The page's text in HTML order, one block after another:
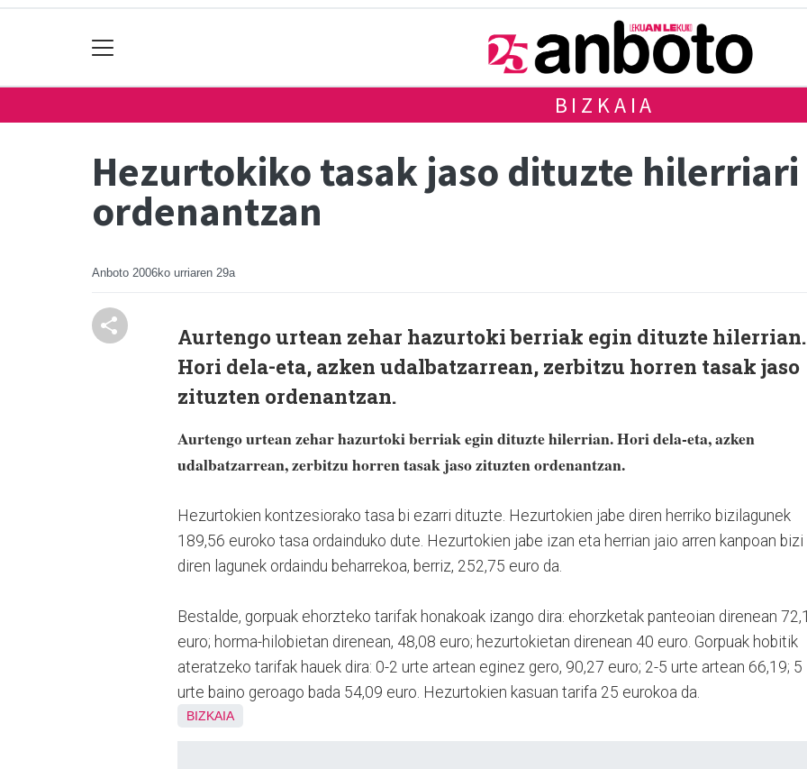
BIZKAIA
Hezurtokiko tasak jaso dituzte
ordenantzan
Anboto 2006ko urriaren 29a
Aurtengo urtean zehar hazurtoki berriak egin dituzte hilerrian.
Hori dela-eta, azken udalbatzarrean, zerbitzu horren tasak jaso
zituzten ordenantzan.
Aurtengo urtean zehar hazurtoki berriak egin dituzte hilerrian. Hori dela-eta, azken
udalbatzarrean, zerbitzu horren tasak jaso zituzten ordenantzan.
Hezurtokien kontzesiorako tasa bi ezarri dituzte. Hezurtokien jabe diren herriko bizilagunek
189,56 euroko tasa ordainduko dute. Hezurtokien jabe izan eta herrian jaio arren kanpoan bizi
diren lagunek ordaindu beharrekoa, berriz, 252,75 euro da.
Bestalde, gorpuak ehorzteko tarifak honakoak izango dira: ehorzketak panteoian direnean
euro; horma-hilobietan direnean, 48,08 euro; hezurtokietan direnean 40 euro. Gorpuak hobitik
ateratzeko tarifak hauek dira: 0-2 urte artean eginez gero, 90,27 euro; 2-5 urte artean 66,19; 5
urte baino geroago bada 54,09 euro. Hezurtokien kasuan tarifa 25 eurokoa da.
BIZKAIA